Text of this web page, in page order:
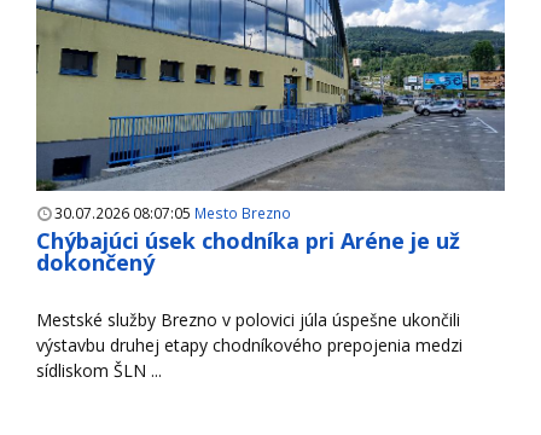
30.07.2026 08:07:05 Mesto Brezno
Chýbajúci úsek chodníka pri Aréne je už
dokončený
Mestské služby Brezno v polovici júla úspešne ukončili
výstavbu druhej etapy chodníkového prepojenia medzi
sídliskom ŠLN ...